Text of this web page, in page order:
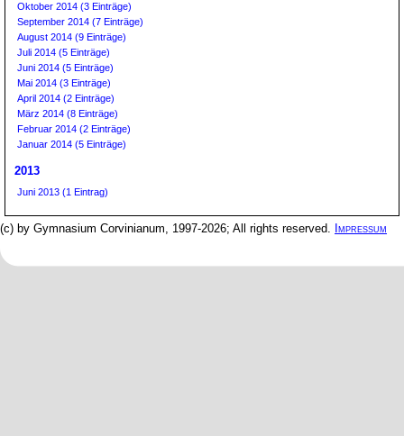
Oktober 2014 (3 Einträge)
September 2014 (7 Einträge)
August 2014 (9 Einträge)
Juli 2014 (5 Einträge)
Juni 2014 (5 Einträge)
Mai 2014 (3 Einträge)
April 2014 (2 Einträge)
März 2014 (8 Einträge)
Februar 2014 (2 Einträge)
Januar 2014 (5 Einträge)
2013
Juni 2013 (1 Eintrag)
(c) by Gymnasium Corvinianum, 1997-2026; All rights reserved. Impressum